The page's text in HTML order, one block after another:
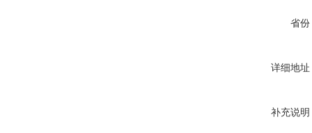
省份
详细地址
补充说明